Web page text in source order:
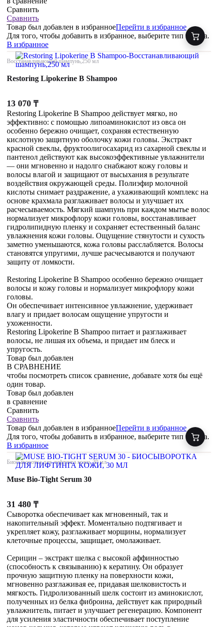
Сравнить
Сравнить
Товар был добавлен в избранноеПерейти в избранное
Для того, чтобы добавить в избранное, выберите тип товара.
В избранное
Восстанавливающий шампунь,250 мл
Restoring Lipokerine B Shampoo
13 070 ₸
Restoring Lipokerine B Shampoo действует мягко, но
эффективно: с помощью липоаминокислот из овса он
особенно бережно очищает, сохраняя естественную
кислотную защитную оболочку кожи головы. Экстракт
красной свеклы, фруктоолигосахарид из сахарной свеклы и
пантенол действуют как высокоэффективные увлажнители
— они мгновенно и надолго снабжают кожу головы и
волосы влагой и защищают от высыхания в результате
воздействия окружающей среды. Полиэфир молочной
кислоты снимает раздражение, а ухаживающий комплекс на
основе крахмала разглаживает волосы и улучшает их
расчесываемость. Мягкий шампунь при каждом мытье волос
нормализует микрофлору кожи головы, восстанавливает
гидролипидную пленку и сохраняет естественный баланс
увлажнения кожи головы. Ощущение стянутости и сухость
заметно уменьшаются, кожа головы расслабляется. Волосы
становятся упругими, лучше расчесываются и получают
защиту от ломкости.
Restoring Lipokerine B Shampoo особенно бережно очищает
волосы и кожу головы и нормализует микрофлору кожи
головы.
Он обеспечивает интенсивное увлажнение, удерживает
влагу и придает волосам ощущение упругости и
ухоженности.
Restoring Lipokerine B Shampoo питает и разглаживает
волосы, не лишая их объема, и придает им блеск и
упругость.
Товар был добавлен
В СРАВНЕНИЕ
чтобы посмотреть список сравнение, добавьте хотя бы ещё
один товар.
Товар был добавлен
в сравнение
Сравнить
Сравнить
Товар был добавлен в избранноеПерейти в избранное
Для того, чтобы добавить в избранное, выберите тип товара.
В избранное
Биосыворотка для лифтинга кожи, 30 мл
Muse Bio-Tight Serum 30
31 480 ₸
Сыворотка обеспечивает как мгновенный, так и
накопительный эффект. Моментально подтягивает и
укрепляет кожу, разглаживает морщины, нормализует
клеточные процессы, защищает, омолаживает.
Серицин – экстракт шелка с высокой аффинностью
(способность к связыванию) к кератину. Он образует
прочную защитную пленку на поверхности кожи,
мгновенно разглаживая ее, придавая шелковистость и
мягкость. Гидролизованный шелк состоит из аминокислот,
полученных из белка фиброина, действует как природный
увлажнитель, питает и улучшает регенерацию. Компонент
для усиления эластичности обеспечивает поступление